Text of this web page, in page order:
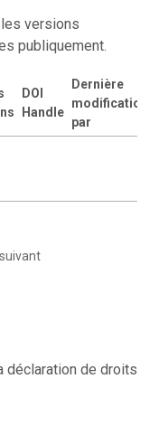
versions
publiquement.
DOI
Handle
Dernière
modification
par
suivant
déclaration de droits